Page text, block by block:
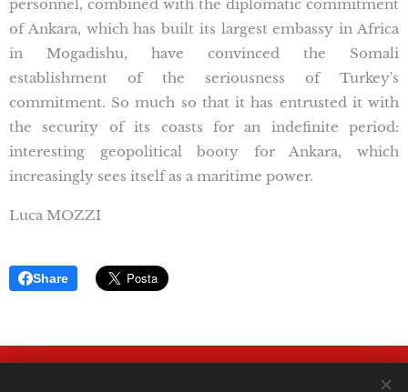
personnel, combined with the diplomatic commitment
of Ankara, which has built its largest embassy in Africa
in Mogadishu, have convinced the Somali
establishment of the seriousness of Turkey's
commitment. So much so that it has entrusted it with
the security of its coasts for an indefinite period:
interesting geopolitical booty for Ankara, which
increasingly sees itself as a maritime power.
Luca MOZZI
Share